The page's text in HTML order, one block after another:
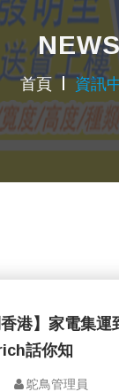
首頁 資訊
香港】家電集
話你知
鴕鳥管理員